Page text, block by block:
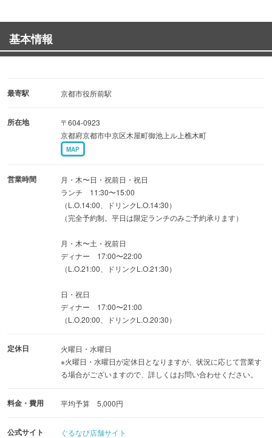
と
四季がもたらす旬味あふれる京料理。
接待やご会食、宴会、京都観光のひとときに上質な懐石を
選りすぐった素材の旨味を丁寧に引き出します。
親族・ご家族での会食、顔合わせ、慶事などのお食事にぜ
飲み放題もご用意しております。
■風情のある大小個室
顔合わせやご接待、記念日におすすめの個室が充実。
大部屋でのご宴席も歓迎しています。
高瀬川沿いの紅葉や桜を眺められるテーブル席も人気。
ご予約はお早めに。
基本情報
最寄駅 京都市役所前駅
所在地
〒604-0923
京都府京都市中京区木屋町御池上ル上樵木町
MAP
営業時間
月・木〜日・祝前日・祝日
ランチ 11:30〜15:00
（L.O.14:00、ドリンクL.O.14:30）
（完全予約制。平日は限定ランチのみご予約承ります）
月・木〜土・祝前日
ディナー 17:00〜22:00
（L.O.21:00、ドリンクL.O.21:30）
日・祝日
ディナー 17:00〜21:00
（L.O.20:00、ドリンクL.O.20:30）
定休日
火曜日・水曜日
※火曜日・水曜日が定休日となりますが、状況に応じて営業す
る場合がございますので、詳しくはお問い合わせください。
料金・費用 平均予算 5,000円
公式サイト ぐるなび店舗サイト